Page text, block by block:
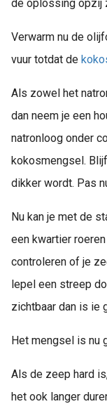
de oplossing opzij
Verwarm nu de
vuur totdat de
Als zowel het
dan neem je een
natronloog onder
kokosmengsel.
dikker wordt. Pas
Nu kan je met de
een kwartier
controleren of je
lepel een streep
zichtbaar dan is ie
Het mengsel is nu
Als de zeep hard
het ook langer